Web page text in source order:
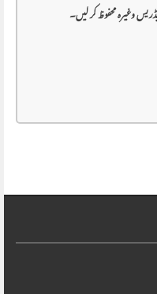
وغیرہ محفوظ کر لیں۔